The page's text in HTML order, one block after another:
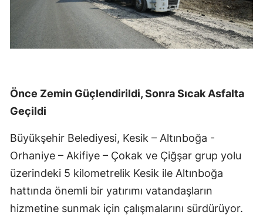
Önce Zemin Güçlendirildi, Sonra Sıcak Asfalta
Geçildi
Büyükşehir Belediyesi, Kesik – Altınboğa -
Orhaniye – Akifiye – Çokak ve Çiğşar grup yolu
üzerindeki 5 kilometrelik Kesik ile Altınboğa
hattında önemli bir yatırımı vatandaşların
hizmetine sunmak için çalışmalarını sürdürüyor.